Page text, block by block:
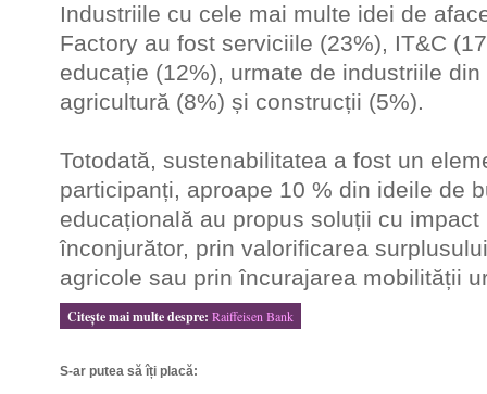
Industriile cu cele mai multe idei de
Factory au fost serviciile (23%), IT&C
educație (12%), urmate de industriile
agricultură (8%) și construcții (5%).
Totodată, sustenabilitatea a fost un
participanți, aproape 10 % din ideile de
educațională au propus soluții cu
înconjurător, prin valorificarea
agricole sau prin încurajarea mobilității
Citeşte mai multe despre: Raiffeisen Bank
S-ar putea să îți placă: